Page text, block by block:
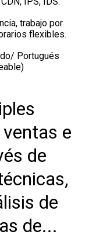
trabajo por
flexibles.
Portugués
e
de
de
de...